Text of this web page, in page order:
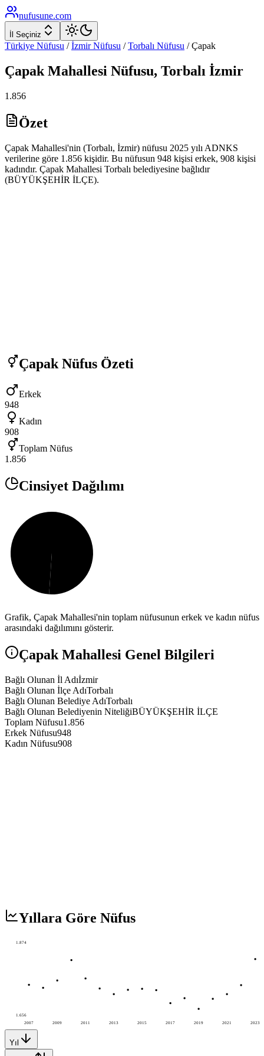
nufusune.com
İl Seçiniz
Türkiye Nüfusu / İzmirNüfusu / Torbalı Nüfusu /Çapak
Çapak Mahallesi Nüfusu, Torbalı İzmir
1.856
Özet
Çapak Mahallesi'nin (Torbalı, İzmir) nüfusu 2025 yılı ADNKS
verilerine göre 1.856 kişidir. Bu nüfusun 948 kişisi erkek, 908 kişisi
kadındır. Çapak Mahallesi Torbalı belediyesine bağlıdır
(BÜYÜKŞEHİR İLÇE).
Çapak Nüfus Özeti
Erkek
948
Kadın
908
Toplam Nüfus
1.856
Cinsiyet Dağılımı
Grafik, Çapak Mahallesi'nin toplam nüfusunun erkek ve kadın nüfus
arasındaki dağılımını gösterir.
Çapak Mahallesi Genel Bilgileri
Bağlı Olunan İl Adıİzmir
Bağlı Olunan İlçe AdıTorbalı
Bağlı Olunan Belediye AdıTorbalı
Bağlı Olunan Belediyenin NiteliğiBÜYÜKŞEHİR İLÇE
Toplam Nüfusu1.856
Erkek Nüfusu948
Kadın Nüfusu908
Yıllara Göre Nüfus
2007 2009 2011 2013 2015 2017 2019 2021 2023
1.874
1.656
Yıl